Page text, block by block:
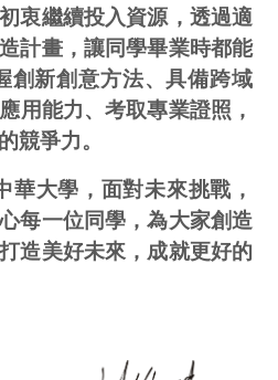
衷繼續投入資源，透過適
計畫，讓同學畢業時都能
創新創意方法、具備跨域
用能力、考取專業證照，
競爭力。
華大學，面對未來挑戰，
每一位同學，為大家創造
造美好未來，成就更好的